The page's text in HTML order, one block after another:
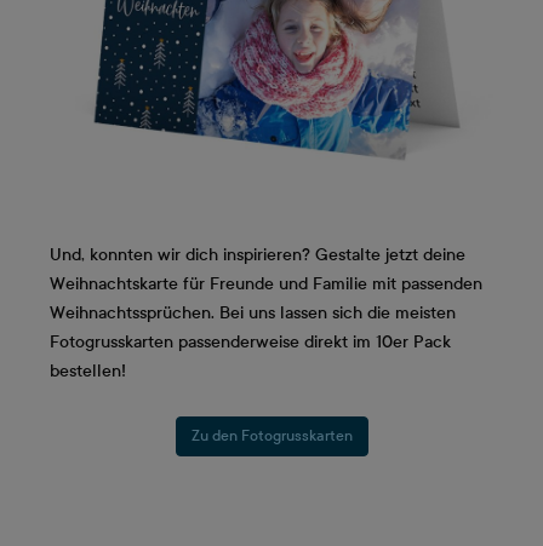
Und, konnten wir dich inspirieren? Gestalte jetzt deine
Weihnachtskarte für Freunde und Familie mit passenden
Weihnachtssprüchen. Bei uns lassen sich die meisten
Fotogrusskarten passenderweise direkt im 10er Pack
bestellen!
Zu den Fotogrusskarten